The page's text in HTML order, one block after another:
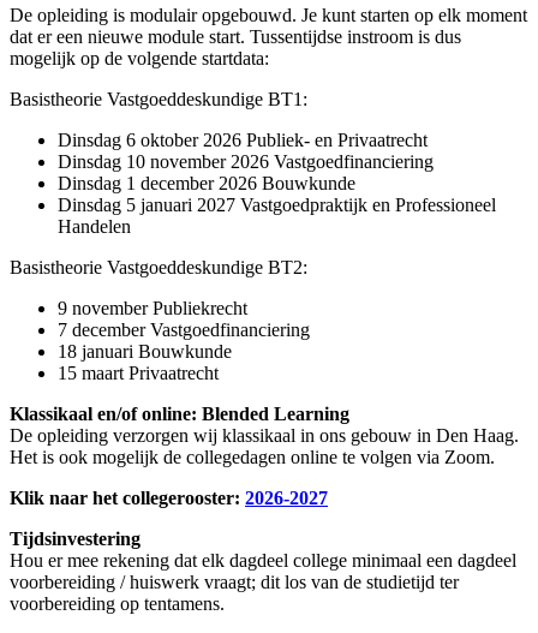
De opleiding is modulair opgebouwd. Je kunt starten op elk moment
dat er een nieuwe module start. Tussentijdse instroom is dus
mogelijk op de volgende startdata:
Basistheorie Vastgoeddeskundige BT1:
Dinsdag 6 oktober 2026 Publiek- en Privaatrecht
Dinsdag 10 november 2026 Vastgoedfinanciering
Dinsdag 1 december 2026 Bouwkunde
Dinsdag 5 januari 2027 Vastgoedpraktijk en Professioneel
Handelen
Basistheorie Vastgoeddeskundige BT2:
9 november Publiekrecht
7 december Vastgoedfinanciering
18 januari Bouwkunde
15 maart Privaatrecht
Klassikaal en/of online: Blended Learning
De opleiding verzorgen wij klassikaal in ons gebouw in Den Haag.
Het is ook mogelijk de collegedagen online te volgen via Zoom.
Klik naar het collegerooster: 2026-2027
Tijdsinvestering
Hou er mee rekening dat elk dagdeel college minimaal een dagdeel
voorbereiding / huiswerk vraagt; dit los van de studietijd ter
voorbereiding op tentamens.